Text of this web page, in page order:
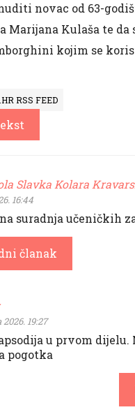
novac od 63-
Marijana Kulaša te da
kojim se
RSS FEED
Slavka Kolara
16:44
suradnja učeničkih
članak
19:27
u prvom dijelu.
pogotka